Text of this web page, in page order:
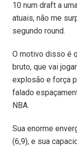
10 num draft a
atuais, não me
segundo round.
O motivo disso é
bruto, que vai
explosão e força
falado
NBA.
Sua enorme
(6,9), e sua